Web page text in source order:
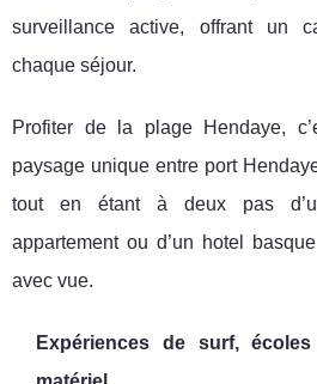
surveillance active, offrant un
chaque séjour.
Profiter de la plage Hendaye,
paysage unique entre port
tout en étant à deux pas
appartement ou d’un hotel
avec vue.
Expériences de surf,